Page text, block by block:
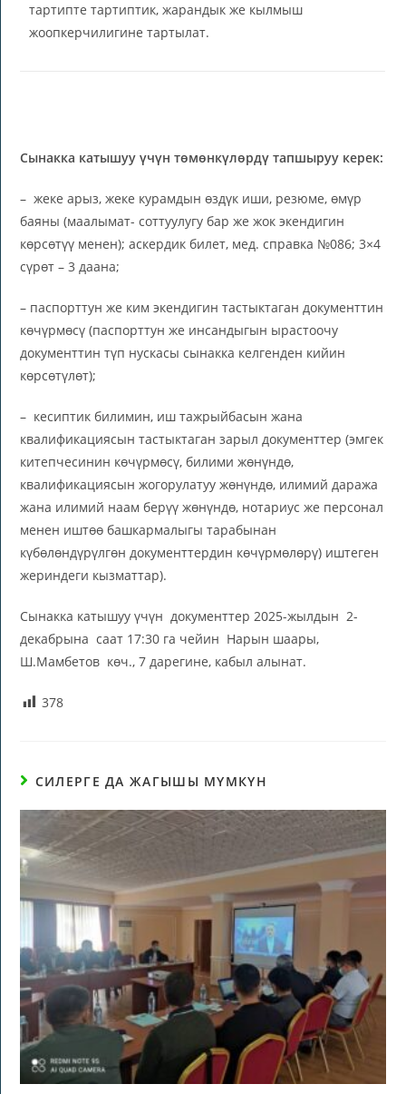
тартипте тартиптик, жарандык же кылмыш
жоопкерчилигине тартылат.
Сынакка катышуу үчүн төмөнкүлөрдү тапшыруу керек:
– жеке арыз, жеке курамдын өздүк иши, резюме, өмүр
баяны (маалымат- соттуулугу бар же жок экендигин
көрсөтүү менен); аскердик билет, мед. справка №086; 3×4
сүрөт – 3 даана;
– паспорттун же ким экендигин тастыктаган документтин
көчүрмөсү (паспорттун же инсандыгын ырастоочу
документтин түп нускасы сынакка келгенден кийин
көрсөтүлөт);
– кесиптик билимин, иш тажрыйбасын жана
квалификациясын тастыктаган зарыл документтер (эмгек
китепчесинин көчүрмөсү, билими жөнүндө,
квалификациясын жогорулатуу жөнүндө, илимий даража
жана илимий наам берүү жөнүндө, нотариус же персонал
менен иштөө башкармалыгы тарабынан
күбөлөндүрүлгөн документтердин көчүрмөлөрү) иштеген
жериндеги кызматтар).
Сынакка катышуу үчүн документтер 2025-жылдын 2-
декабрына саат 17:30 га чейин Нарын шаары,
Ш.Мамбетов көч., 7 дарегине, кабыл алынат.
378
СИЛЕРГЕ ДА ЖАГЫШЫ МҮМКҮН